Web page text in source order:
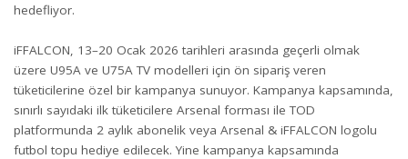
hedefliyor.
iFFALCON, 13–20 Ocak 2026 tarihleri arasında geçerli olmak
üzere U95A ve U75A TV modelleri için ön sipariş veren
tüketicilerine özel bir kampanya sunuyor. Kampanya kapsamında,
sınırlı sayıdaki ilk tüketicilere Arsenal forması ile TOD
platformunda 2 aylık abonelik veya Arsenal & iFFALCON logolu
futbol topu hediye edilecek. Yine kampanya kapsamında